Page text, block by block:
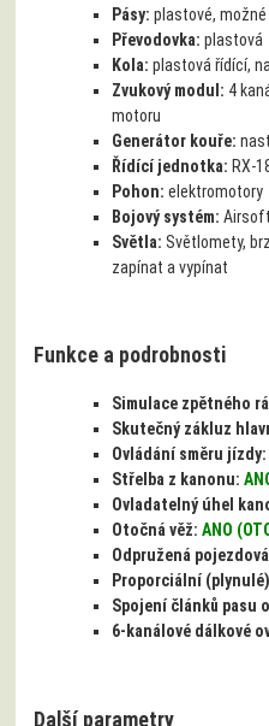
Pásy:plastové,
Převodovka:plastová
Kola:plastová řídící,
Zvukový modul: 4
motoru
Generátor kouře:
Řídící jednotka: RX-
Pohon:elektromotory
Bojový systém:
Světla:Světlomety,
zapínat a vypínat
Funkce a podrobnosti
Simulace zpětného
Skutečný zákluz
Ovládání směru
Střelba z kanonu:
Ovladatelný úhel
Otočná věž:ANO
Odpružená
Proporciální
Spojení článků pasu
6-kanálové dálkové
Další parametry